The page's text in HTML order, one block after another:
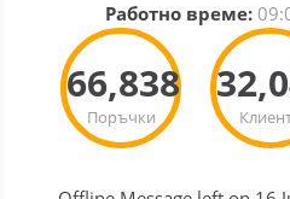
Работно време:
Поръчки
66,838